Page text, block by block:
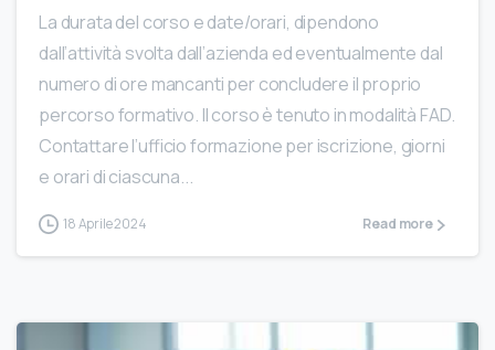
La durata del corso e date/orari, dipendono
dall’attività svolta dall’azienda ed eventualmente dal
numero di ore mancanti per concludere il proprio
percorso formativo. Il corso è tenuto in modalità FAD.
Contattare l’ufficio formazione per iscrizione, giorni
e orari di ciascuna...
18 Aprile 2024 Read more